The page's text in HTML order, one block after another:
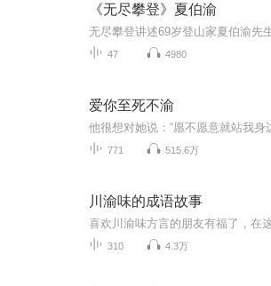
《无尽攀登》夏伯渝
47 4980
爱你至死不渝
771 515.6万
川渝味的成语故事
310 4.3万